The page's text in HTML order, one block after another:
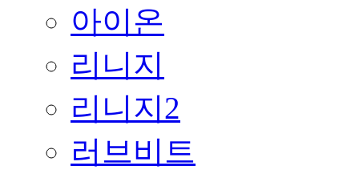
아이온
리니지
리니지2
러브비트